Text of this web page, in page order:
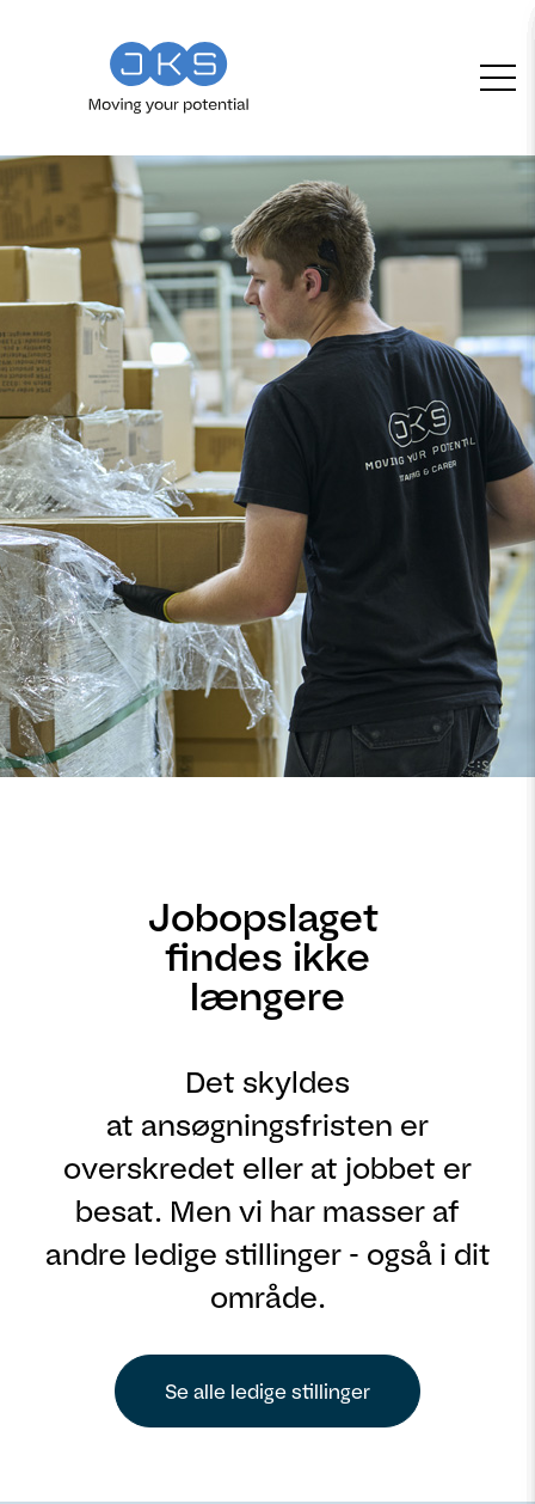
Jobopslaget
findes ikke
længere
Det skyldes
at ansøgningsfristen er
overskredet eller at jobbet er
besat. Men vi har masser af
andre ledige stillinger - også i dit
område.
Se alle ledige stillinger